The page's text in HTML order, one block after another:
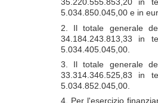
35.220.555.853,20 in
5.034.850.045,00 e in
2. Il totale generale
34.184.243.813,33 in
5.034.405.045,00.
3. Il totale generale
33.314.346.525,83 in
5.034.852.045,00.
4. Per l'esercizio